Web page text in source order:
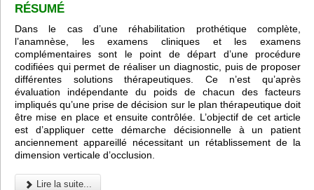
RÉSUMÉ
Dans le cas d’une réhabilitation prothétique complète,
l’anamnèse, les examens cliniques et les examens
complémentaires sont le point de départ d’une procédure
codifiées qui permet de réaliser un diagnostic, puis de proposer
différentes solutions thérapeutiques. Ce n’est qu’après
évaluation indépendante du poids de chacun des facteurs
impliqués qu’une prise de décision sur le plan thérapeutique doit
être mise en place et ensuite contrôlée. L’objectif de cet article
est d’appliquer cette démarche décisionnelle à un patient
anciennement appareillé nécessitant un rétablissement de la
dimension verticale d’occlusion.
Lire la suite...